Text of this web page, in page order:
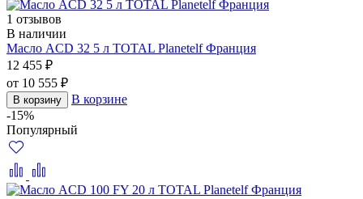
1 отзывов
В наличии
Масло ACD 32 5 л TOTAL Planetelf Франция
12 455 ₽
от 10 555 ₽
В корзину
В корзине
-15%
Популярный